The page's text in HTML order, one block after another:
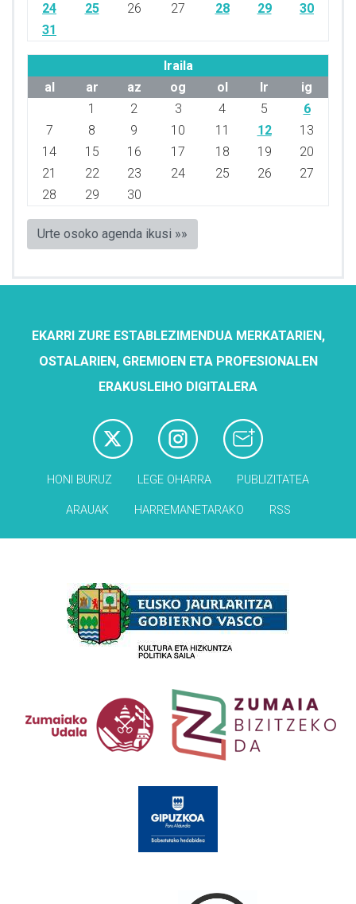
24
25 26 27 28 29
30
31
Iraila
al
ar az og ol lr
ig
1
2 3 4 5
6
7
8 9 10 11 12
13
14
15 16 17 18 19
20
21
22 23 24 25 26
27
28
29 30
Urte osoko agenda ikusi »»
EKARRI ZURE ESTABLEZIMENDUA MERKATARIEN,
OSTALARIEN, GREMIOEN ETA PROFESIONALEN
ERAKUSLEIHO DIGITALERA
HONI BURUZ LEGE OHARRA PUBLIZITATEA
ARAUAK HARREMANETARAKO RSS